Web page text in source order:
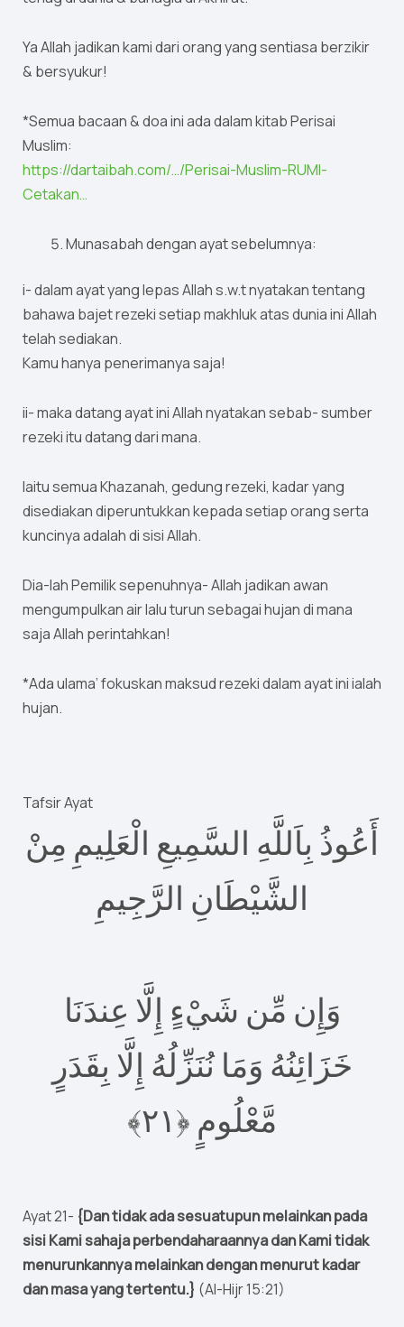
Ya Allah jadikan kami dari orang yang sentiasa berzikir
& bersyukur!
*Semua bacaan & doa ini ada dalam kitab Perisai
Muslim:
https://dartaibah.com/…/Perisai-Muslim-RUMI-
Cetakan…
Munasabah dengan ayat sebelumnya:
i- dalam ayat yang lepas Allah s.w.t nyatakan tentang
bahawa bajet rezeki setiap makhluk atas dunia ini Allah
telah sediakan.
Kamu hanya penerimanya saja!
ii- maka datang ayat ini Allah nyatakan sebab- sumber
rezeki itu datang dari mana.
Iaitu semua Khazanah, gedung rezeki, kadar yang
disediakan diperuntukkan kepada setiap orang serta
kuncinya adalah di sisi Allah.
Dia-lah Pemilik sepenuhnya- Allah jadikan awan
mengumpulkan air lalu turun sebagai hujan di mana
saja Allah perintahkan!
*Ada ulama’ fokuskan maksud rezeki dalam ayat ini ialah
hujan.
Tafsir Ayat
أَعُوذُ بِاَللَّهِ السَّمِيعِ الْعَلِيمِ مِنْ
الشَّيْطَانِ الرَّجِيمِ
وَإِن مِّن شَيْءٍ إِلَّا عِندَنَا
خَزَائِنُهُ وَمَا نُنَزِّلُهُ إِلَّا بِقَدَرٍ
مَّعْلُومٍ ‎﴿١٢﴾
Ayat 21- {Dan tidak ada sesuatupun melainkan pada
sisi Kami sahaja perbendaharaannya dan Kami tidak
menurunkannya melainkan dengan menurut kadar
dan masa yang tertentu.} (Al-Hijr 15:21)